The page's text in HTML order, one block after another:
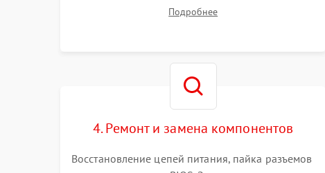
включения и звуковых сигналов POST. Оценка
Подробнее
4. Ремонт и замена компонентов
Восстановление цепей питания, пайка разъемов